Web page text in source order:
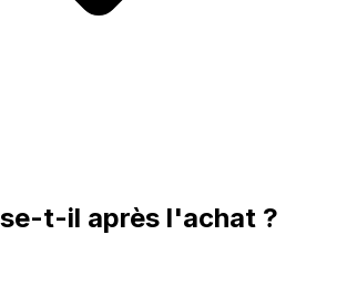
t-il après l'achat ?